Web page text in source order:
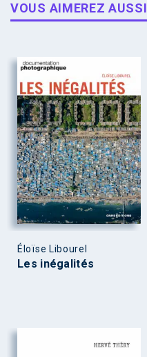
VOUS AIMEREZ AUSSI
Éloïse Libourel
Les inégalités